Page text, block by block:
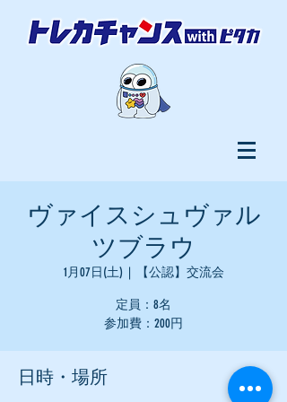
ヴァイスシュヴァル
ツブラウ
1月07日(土)
  |
【公認】交流会
定員：8名
参加費：200円
日時・場所